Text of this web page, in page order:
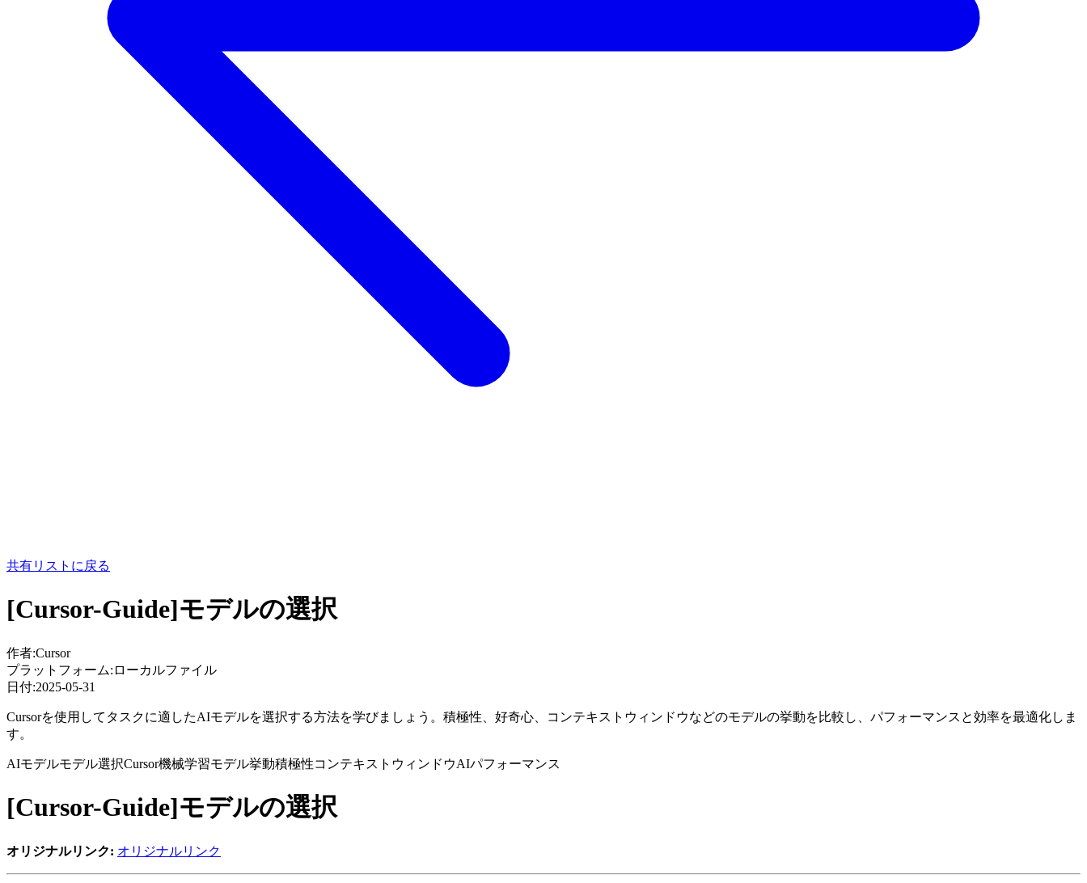
共有リストに戻る
[Cursor-Guide]モデルの選択
作者:Cursor
プラットフォーム: ローカルファイル
日付:2025-05-31
Cursorを使用してタスクに適したAIモデルを選択する方法を学びましょう。積極性、好奇心、コンテキストウィンドウなどのモデルの挙動を比較し、パフォーマンスと効率を最適化しま
す。
AIモデルモデル選択Cursor機械学習モデル挙動積極性コンテキストウィンドウAIパフォーマンス
[Cursor-Guide]モデルの選択
オリジナルリンク: オリジナルリンク